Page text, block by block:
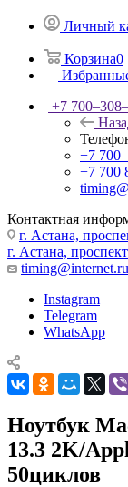
Личный
Корзина0
+7
+7
+7 700
Контактная
г. Астана,
г. Астана,
timing@internet.ru
Instagram
Telegram
WhatsApp
Ноутбук
13.3 2K/
50циклов